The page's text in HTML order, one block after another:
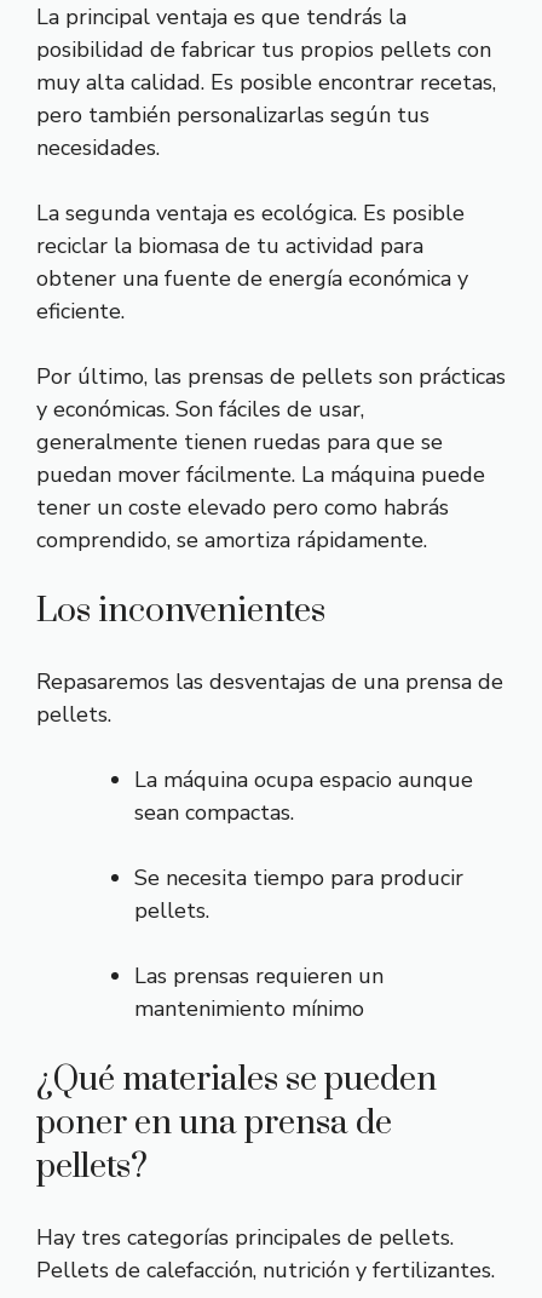
La principal ventaja es que tendrás la
posibilidad de fabricar tus propios pellets con
muy alta calidad. Es posible encontrar recetas,
pero también personalizarlas según tus
necesidades.
La segunda ventaja es ecológica. Es posible
reciclar la biomasa de tu actividad para
obtener una fuente de energía económica y
eficiente.
Por último, las prensas de pellets son prácticas
y económicas. Son fáciles de usar,
generalmente tienen ruedas para que se
puedan mover fácilmente. La máquina puede
tener un coste elevado pero como habrás
comprendido, se amortiza rápidamente.
Los inconvenientes
Repasaremos las desventajas de una prensa de
pellets.
La máquina ocupa espacio aunque
sean compactas.
Se necesita tiempo para producir
pellets.
Las prensas requieren un
mantenimiento mínimo
¿Qué materiales se pueden
poner en una prensa de
pellets?
Hay tres categorías principales de pellets.
Pellets de calefacción, nutrición y fertilizantes.